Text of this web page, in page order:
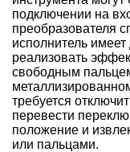
подключении на
преобразователя
исполнитель
реализовать
свободным
требуется
перевести
положение и
или пальцами.